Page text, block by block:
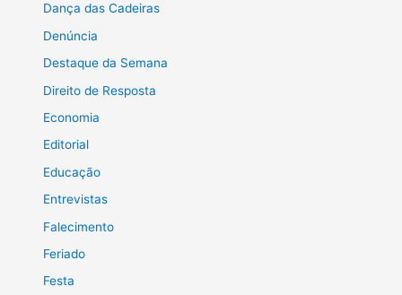
Dança das Cadeiras
Denúncia
Destaque da Semana
Direito de Resposta
Economia
Editorial
Educação
Entrevistas
Falecimento
Feriado
Festa